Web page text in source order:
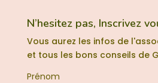
N’hesitez pas, Inscrivez
Vous aurez les infos de
et tous les bons conseils de
Prénom